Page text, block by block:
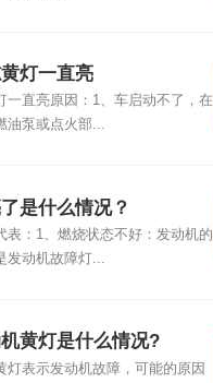
灯一直亮
一直亮原因：1、车启动不了，在
油泵或点火部...
是什么情况？
表：1、燃烧状态不好：发动机的
发动机故障灯...
黄灯是什么情况?
灯表示发动机故障，可能的原因